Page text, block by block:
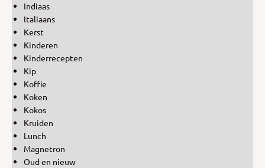
Indiaas
Italiaans
Kerst
Kinderen
Kinderrecepten
Kip
Koffie
Koken
Kokos
Kruiden
Lunch
Magnetron
Oud en nieuw